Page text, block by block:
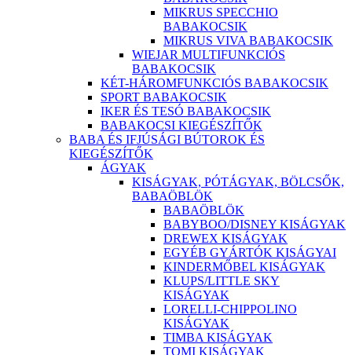
MIKRUS SPECCHIO
BABAKOCSIK
MIKRUS VIVA BABAKOCSIK
WIEJAR MULTIFUNKCIÓS
BABAKOCSIK
KÉT-HÁROMFUNKCIÓS BABAKOCSIK
SPORT BABAKOCSIK
IKER ÉS TESÓ BABAKOCSIK
BABAKOCSI KIEGÉSZÍTŐK
BABA ÉS IFJÚSÁGI BÚTOROK ÉS
KIEGÉSZÍTŐK
ÁGYAK
KISÁGYAK, PÓTÁGYAK, BÖLCSŐK,
BABAÖBLÖK
BABAÖBLÖK
BABYBOO/DISNEY KISÁGYAK
DREWEX KISÁGYAK
EGYÉB GYÁRTÓK KISÁGYAI
KINDERMŐBEL KISÁGYAK
KLUPS/LITTLE SKY
KISÁGYAK
LORELLI-CHIPPOLINO
KISÁGYAK
TIMBA KISÁGYAK
TOMI KISÁGYAK